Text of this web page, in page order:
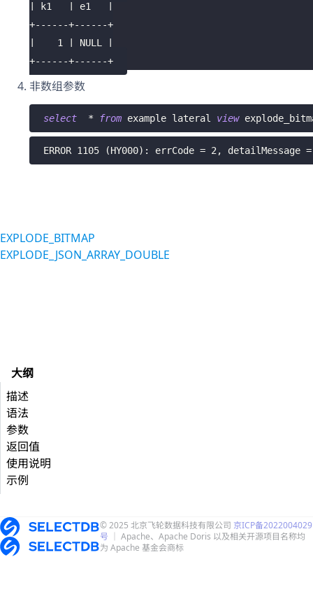
| k1   | e1   |
+------+------+
|    1 | NULL |
+------+------+
非数组参数
select * from example lateral view
ERROR 1105 (HY000): errCode = 2,
EXPLODE_BITMAP
EXPLODE_JSON_ARRAY_DOUBLE
大纲
描述
语法
参数
返回值
使用说明
示例
© 2025 北京飞轮数据科技有限公司 京ICP备2022004029
号
｜ Apache、Apache Doris 以及相关开源项目名称均
为 Apache 基金会商标